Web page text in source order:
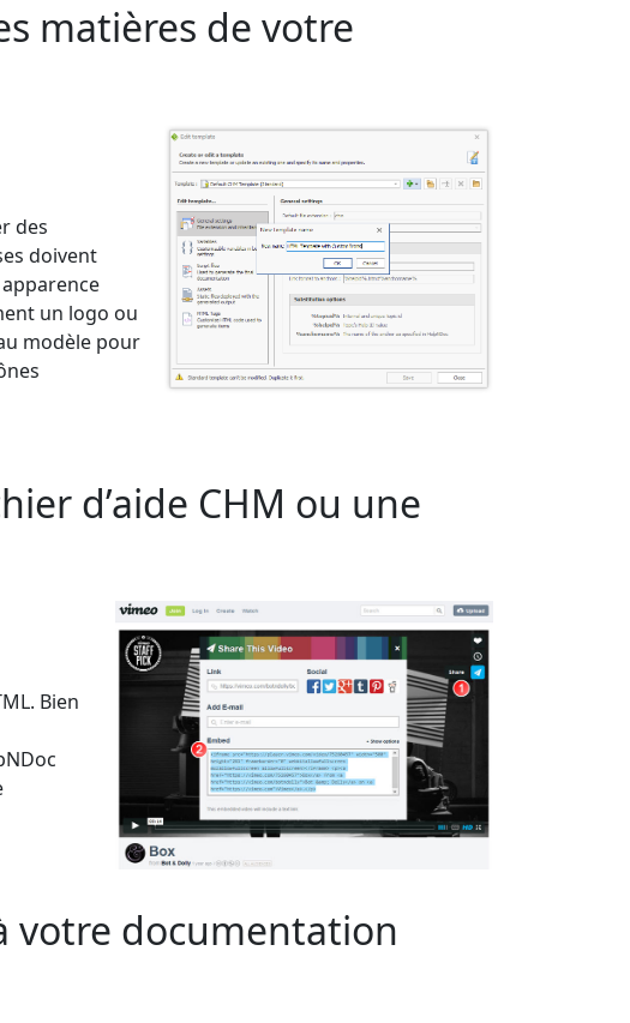
matières de votre
des
doivent
un logo ou
modèle pour
d’aide CHM ou une
Bien
votre documentation